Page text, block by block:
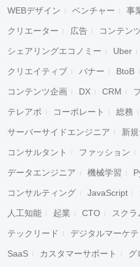
WEBデザイン ベンチャー 事
クリエーター 広告 コンテン
シェアリングエコノミー Uber
クリエイティブ バナー BtoB
コンテンツ企画 DX CRM
テレアポ コーポレート 総務
サーバーサイドエンジニア 新
コンサルタント ファッション
データエンジニア 機械学習
コンサルティング JavaScript
人工知能 起業 CTO スクラ
テックリード デジタルマーケ
SaaS カスタマーサポート グ